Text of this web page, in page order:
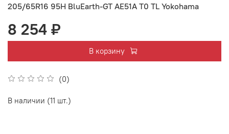
205/65R16 95H BluEarth-GT AE51A T0 TL Yokohama
(0)
8 254 ₽
В корзину
В наличии (11 шт.)